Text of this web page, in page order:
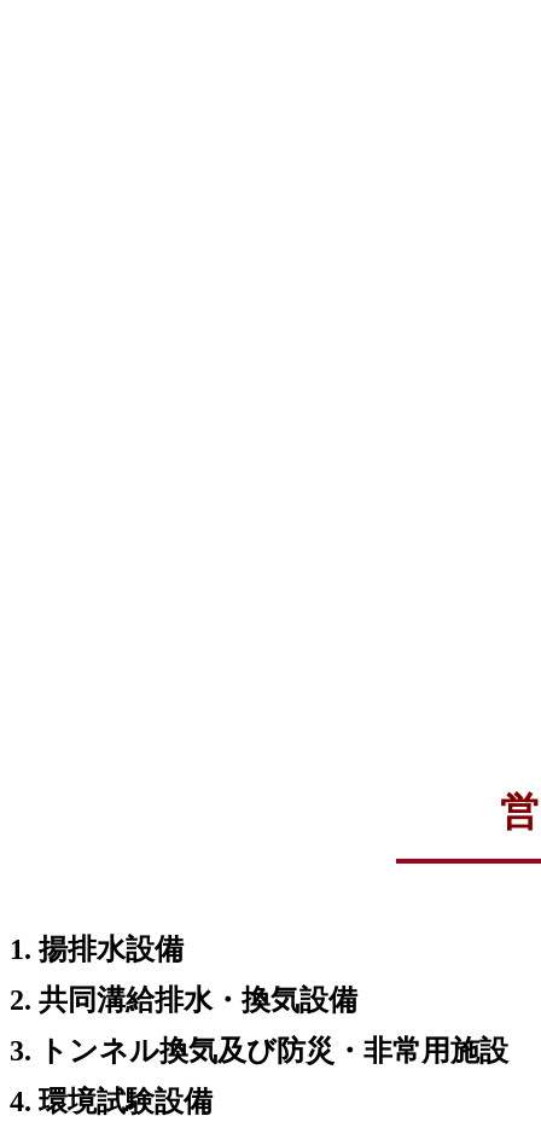
1. 揚排水設備
2. 共同溝給排水・換気設備
3. トンネル換気及び防災・非常用施設
4. 環境試験設備